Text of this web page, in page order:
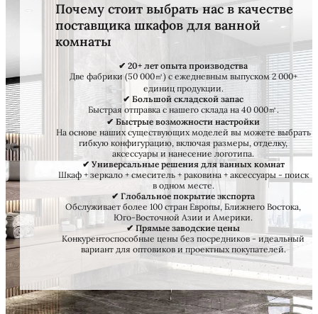
Почему стоит выбрать нас в качестве
поставщика шкафов для ванной
комнаты
✔ 20+ лет опыта производства
Две фабрики (50 000㎡) с ежедневным выпуском 2 000+
единиц продукции.
✔ Большой складской запас
Быстрая отправка с нашего склада на 40 000㎡.
✔ Быстрые возможности настройки
На основе наших существующих моделей вы можете выбрать
гибкую конфигурацию, включая размеры, отделку,
аксессуары и нанесение логотипа.
✔ Универсальные решения для ванных комнат
Шкаф + зеркало + смеситель + раковина + аксессуары - поиск
в одном месте.
✔ Глобальное покрытие экспорта
Обслуживает более 100 стран Европы, Ближнего Востока,
Юго-Восточной Азии и Америки.
✔ Прямые заводские цены
Конкурентоспособные цены без посредников - идеальный
вариант для оптовиков и проектных покупателей.